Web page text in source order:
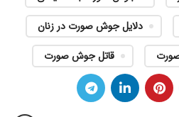
دلایل جوش صورت در زنان
قاتل جوش صورت